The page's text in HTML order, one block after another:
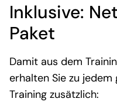
Inklusive:
Paket
Damit aus dem
erhalten Sie zu
Training zusätzlich: